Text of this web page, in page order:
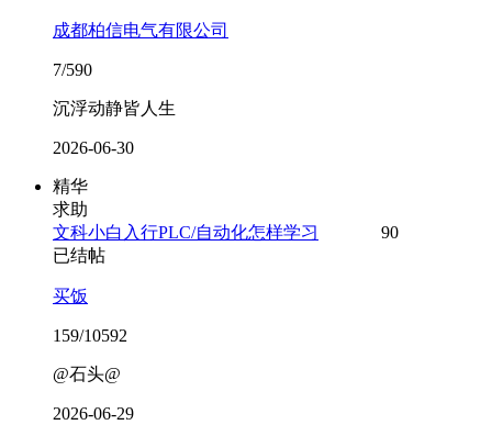
成都柏信电气有限公司
7/590
沉浮动静皆人生
2026-06-30
精华
求助
文科小白入行PLC/自动化怎样学习
90
已结帖
买饭
159/10592
@石头@
2026-06-29